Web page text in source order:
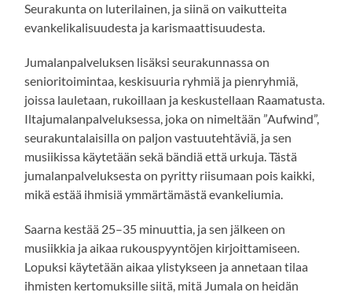
Seurakunta on luterilainen, ja siinä on vaikutteita
evankelikalisuudesta ja karismaattisuudesta.
Jumalanpalveluksen lisäksi seurakunnassa on
senioritoimintaa, keskisuuria ryhmiä ja pienryhmiä,
joissa lauletaan, rukoillaan ja keskustellaan Raamatusta.
Iltajumalanpalveluksessa, joka on nimeltään ”Aufwind”,
seurakuntalaisilla on paljon vastuutehtäviä, ja sen
musiikissa käytetään sekä bändiä että urkuja. Tästä
jumalanpalveluksesta on pyritty riisumaan pois kaikki,
mikä estää ihmisiä ymmärtämästä evankeliumia.
Saarna kestää 25–35 minuuttia, ja sen jälkeen on
musiikkia ja aikaa rukouspyyntöjen kirjoittamiseen.
Lopuksi käytetään aikaa ylistykseen ja annetaan tilaa
ihmisten kertomuksille siitä, mitä Jumala on heidän